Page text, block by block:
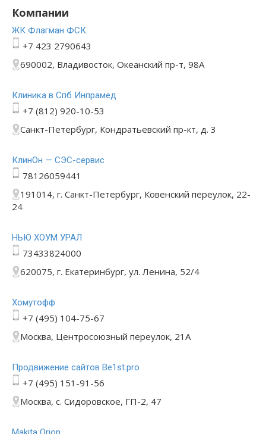
Компании
ЖК Флагман ФСК
+7 423 2790643
690002, Владивосток, Океанский пр-т, 98А
Клиника в Спб Инпрамед
+7 (812) 920-10-53
Санкт-Петербург, Кондратьевский пр-кт, д. 3
КлинОн — СЭС-сервис
78126059441
191014, г. Санкт-Петербург, Ковенский переулок, 22-
24
НЬЮ ХОУМ УРАЛ
73433824000
620075, г. Екатеринбург, ул. Ленина, 52/4
Хомутофф
+7 (495) 104-75-67
Москва, Центросоюзный переулок, 21А
Продвижение сайтов Be1st.pro
+7 (495) 151-91-56
Москва, с. Сидоровское, ГП-2, 47